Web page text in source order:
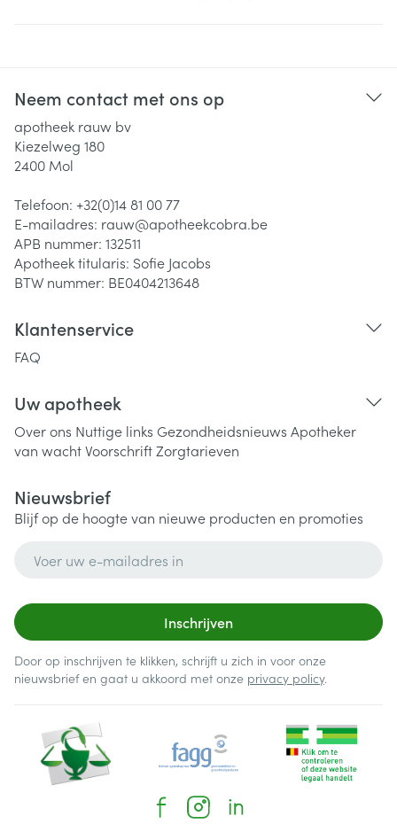
Neem contact met ons op
apotheek rauw bv
Kiezelweg 180
2400 Mol
Telefoon: +32(0)14 81 00 77
E-mailadres: rauw@apotheekcobra.be
APB nummer: 132511
Apotheek titularis: Sofie Jacobs
BTW nummer: BE0404213648
Klantenservice
FAQ
Uw apotheek
Over ons Nuttige links Gezondheidsnieuws Apotheker
van wachtVoorschriftZorgtarieven
Nieuwsbrief
Blijf op de hoogte van nieuwe producten en promoties
Inschrijven
Door op inschrijven te klikken, schrijft u zich in voor onze
nieuwsbrief en gaat u akkoord met onze privacy policy.